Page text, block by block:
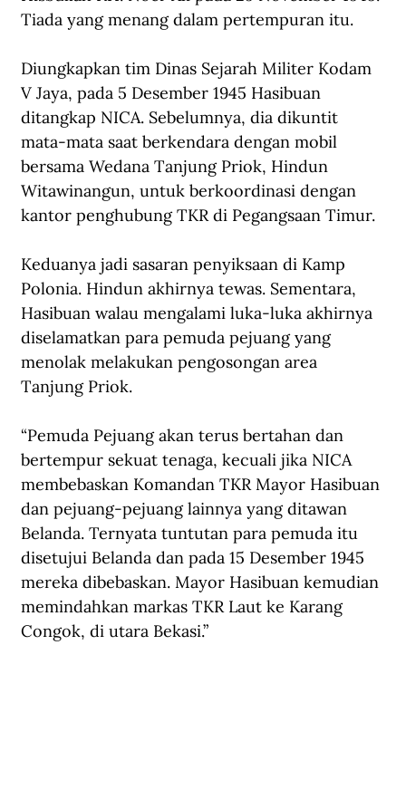
Tiada yang menang dalam pertempuran itu.
Diungkapkan tim Dinas Sejarah Militer Kodam
V Jaya, pada 5 Desember 1945 Hasibuan
ditangkap NICA. Sebelumnya, dia dikuntit
mata-mata saat berkendara dengan mobil
bersama Wedana Tanjung Priok, Hindun
Witawinangun, untuk berkoordinasi dengan
kantor penghubung TKR di Pegangsaan Timur.
Keduanya jadi sasaran penyiksaan di Kamp
Polonia. Hindun akhirnya tewas. Sementara,
Hasibuan walau mengalami luka-luka akhirnya
diselamatkan para pemuda pejuang yang
menolak melakukan pengosongan area
Tanjung Priok.
“Pemuda Pejuang akan terus bertahan dan
bertempur sekuat tenaga, kecuali jika NICA
membebaskan Komandan TKR Mayor Hasibuan
dan pejuang-pejuang lainnya yang ditawan
Belanda. Ternyata tuntutan para pemuda itu
disetujui Belanda dan pada 15 Desember 1945
mereka dibebaskan. Mayor Hasibuan kemudian
memindahkan markas TKR Laut ke Karang
Congok, di utara Bekasi.”